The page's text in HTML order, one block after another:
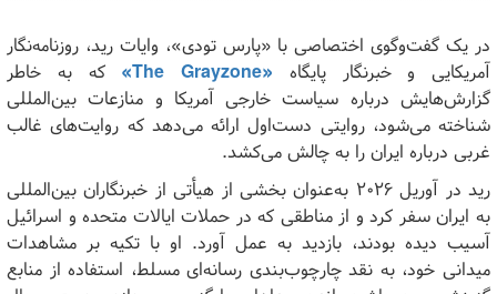
در یک گفت‌وگوی اختصاصی با «پارس تودی»، وایات رید، روزنامه‌نگار
آمریکایی و خبرنگار پایگاه «
The Grayzone
» که به خاطر
گزارش‌هایش درباره سیاست خارجی آمریکا و منازعات بین‌المللی
شناخته می‌شود، روایتی دست‌اول ارائه می‌دهد که روایت‌های غالب
غربی درباره ایران را به چالش می‌کشد.
رید در آوریل ۲۰۲۶ به‌عنوان بخشی از هیأتی از خبرنگاران بین‌المللی
به ایران سفر کرد و از مناطقی که در حملات ایالات متحده و اسرائیل
آسیب دیده بودند، بازدید به عمل آورد. او با تکیه بر مشاهدات
میدانی خود، به نقد چارچوب‌بندی رسانه‌ای مسلط، استفاده از منابع